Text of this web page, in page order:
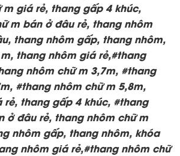
m giá rẻ, thang gấp 4 khúc,
m bán ở đâu rẻ, thang nhôm
thang nhôm gấp, thang nhôm,
thang nhôm giá rẻ,#thang
nhôm chữ m 3,7m, #thang
#thang nhôm chữ m 5,8m,
rẻ, thang gấp 4 khúc, #thang
ở đâu rẻ, thang nhôm chữ m
nhôm gấp, thang nhôm, khóa
nhôm giá rẻ,#thang nhôm chữ